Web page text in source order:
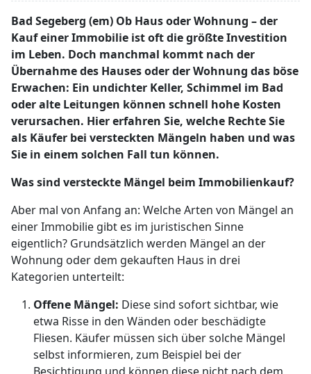
Bad Segeberg (em) Ob Haus oder Wohnung – der
Kauf einer Immobilie ist oft die größte Investition
im Leben. Doch manchmal kommt nach der
Übernahme des Hauses oder der Wohnung das böse
Erwachen: Ein undichter Keller, Schimmel im Bad
oder alte Leitungen können schnell hohe Kosten
verursachen. Hier erfahren Sie, welche Rechte Sie
als Käufer bei versteckten Mängeln haben und was
Sie in einem solchen Fall tun können.
Was sind versteckte Mängel beim Immobilienkauf?
Aber mal von Anfang an: Welche Arten von Mängel an
einer Immobilie gibt es im juristischen Sinne
eigentlich? Grundsätzlich werden Mängel an der
Wohnung oder dem gekauften Haus in drei
Kategorien unterteilt:
Offene Mängel: Diese sind sofort sichtbar, wie
etwa Risse in den Wänden oder beschädigte
Fliesen. Käufer müssen sich über solche Mängel
selbst informieren, zum Beispiel bei der